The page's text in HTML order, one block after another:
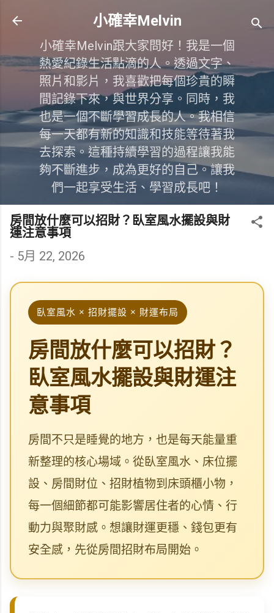
跳到主要內容
小確幸Melvin
小確幸Melvin跟大家問好！我是一個
熱愛紀錄生活點滴的人。透過文字、
照片和影片，我喜歡把每個珍貴的瞬
間記錄下來，與世界分享。同時，我
也是一個不斷學習成長的人。我相信
每一天都有新的知識和技能等待著我
去探索。這種持續學習的過程讓我能
夠不斷進步，成為更好的自己。讓我
們一起享受生活、學習成長吧！
房間放什麼可以招財？臥室風水擺設與財
運注意事項
- 5月 22, 2026
臥室風水 × 招財擺設 × 財運布局
房間放什麼可以招財？
臥室風水擺設與財運注
意事項
房間不只是睡覺的地方，也是每天能量重
新整理的核心場域。從臥室風水、床位擺
設、房間財位、招財植物到床頭櫃小物，
每一個細節都可能影響居住者的心情、行
動力與聚財感。想讓財運更穩、錢包更有
安全感，先從房間招財布局開始。